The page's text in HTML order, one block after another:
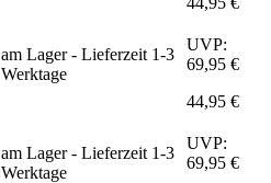
am Lager - Lieferzeit 1-3
Werktage
UVP:
69,95 €
44,95 €
am Lager - Lieferzeit 1-3
Werktage
UVP:
69,95 €